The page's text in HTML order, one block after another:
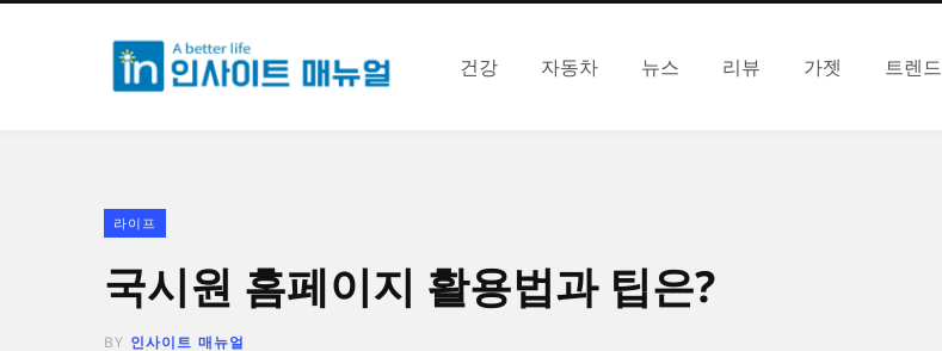
건강 자동차 뉴스 리뷰 가젯 트렌드
라이프
국시원 홈페이지 활용법과 팁은?
BY 인사이트 매뉴얼